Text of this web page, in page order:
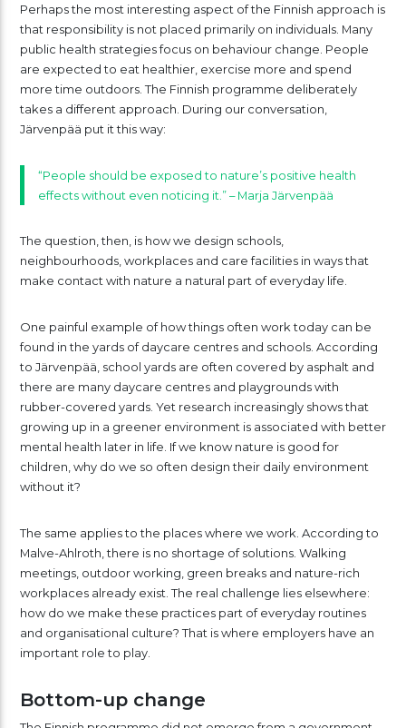
Perhaps the most interesting aspect of the Finnish approach is
that responsibility is not placed primarily on individuals. Many
public health strategies focus on behaviour change. People
are expected to eat healthier, exercise more and spend
more time outdoors. The Finnish programme deliberately
takes a different approach. During our conversation,
Järvenpää put it this way:
“People should be exposed to nature’s positive health
effects without even noticing it.” – Marja Järvenpää
The question, then, is how we design schools,
neighbourhoods, workplaces and care facilities in ways that
make contact with nature a natural part of everyday life.
One painful example of how things often work today can be
found in the yards of daycare centres and schools. According
to Järvenpää, school yards are often covered by asphalt and
there are many daycare centres and playgrounds with
rubber-covered yards. Yet research increasingly shows that
growing up in a greener environment is associated with better
mental health later in life. If we know nature is good for
children, why do we so often design their daily environment
without it?
The same applies to the places where we work. According to
Malve-Ahlroth, there is no shortage of solutions. Walking
meetings, outdoor working, green breaks and nature-rich
workplaces already exist. The real challenge lies elsewhere:
how do we make these practices part of everyday routines
and organisational culture? That is where employers have an
important role to play.
Bottom-up change